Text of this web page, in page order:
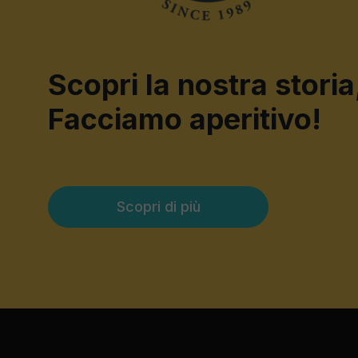
Scopri la nostra
Facciamo aperitivo!
Scopri di più